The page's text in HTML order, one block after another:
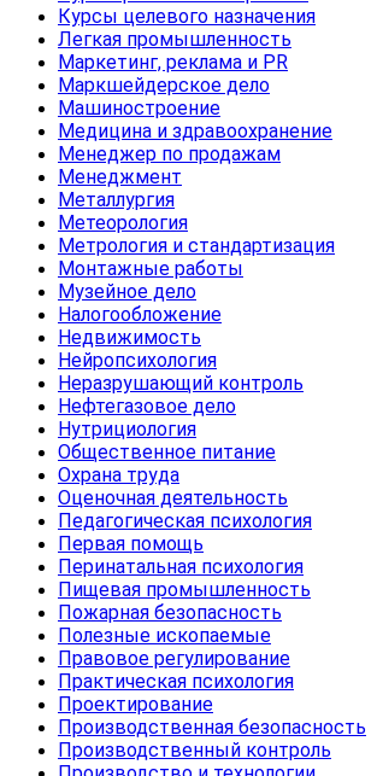
Курсы целевого назначения
Легкая промышленность
Маркетинг, реклама и PR
Маркшейдерское дело
Машиностроение
Медицина и здравоохранение
Менеджер по продажам
Менеджмент
Металлургия
Метеорология
Метрология и стандартизация
Монтажные работы
Музейное дело
Налогообложение
Недвижимость
Нейропсихология
Неразрушающий контроль
Нефтегазовое дело
Нутрициология
Общественное питание
Охрана труда
Оценочная деятельность
Педагогическая психология
Первая помощь
Перинатальная психология
Пищевая промышленность
Пожарная безопасность
Полезные ископаемые
Правовое регулирование
Практическая психология
Проектирование
Производственная безопасность
Производственный контроль